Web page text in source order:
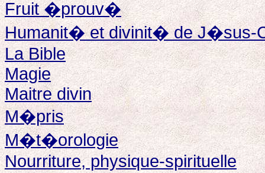
Fruit �prouv�
Humanit� et divinit� de J�sus-
La Bible
Magie
Maitre divin
M�pris
M�t�orologie
Nourriture, physique-spirituelle